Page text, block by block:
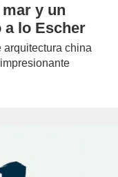
y un
a lo Escher
arquitectura china